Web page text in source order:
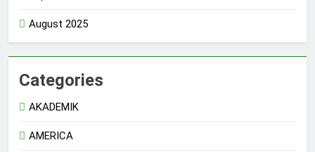
August 2025
Categories
AKADEMIK
AMERICA